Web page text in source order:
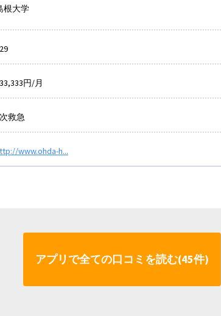
根大学
円/月
救急
www.ohda-h...
アプリで全ての口コミを読む(45件)